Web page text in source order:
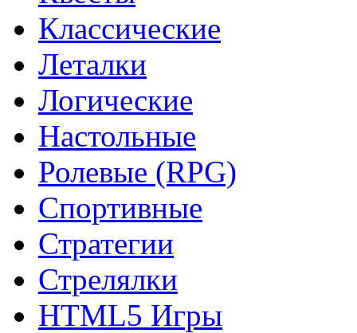
Классические
Леталки
Логические
Настольные
Ролевые (RPG)
Спортивные
Стратегии
Стрелялки
HTML5 Игры